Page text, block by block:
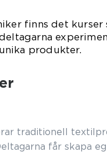
finns det kurser
produkter.
traditionell
får skapa